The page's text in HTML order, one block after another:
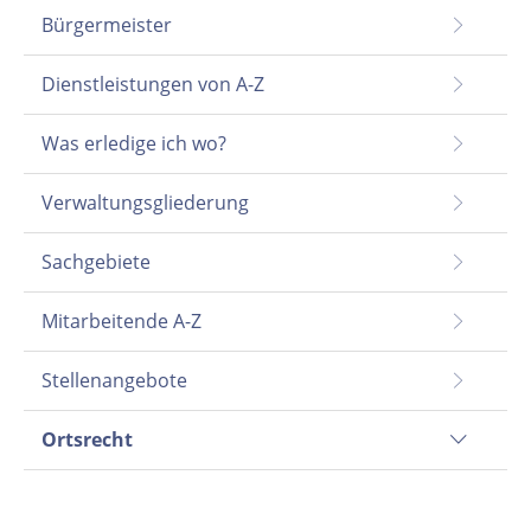
Bürgermeister
Dienstleistungen von A-Z
Was erledige ich wo?
Verwaltungsgliederung
Sachgebiete
Mitarbeitende A-Z
Stellenangebote
Ortsrecht